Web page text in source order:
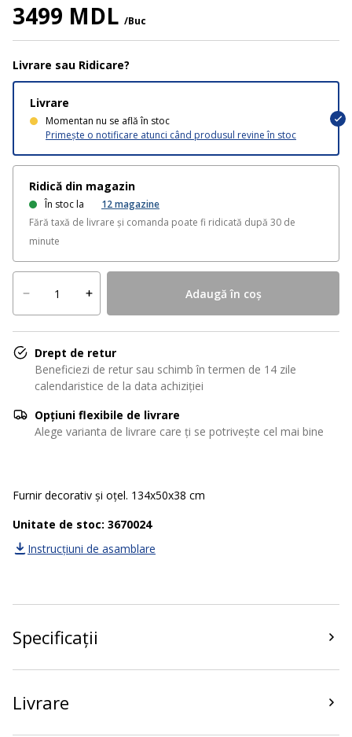
3499 MDL /Buc
Livrare sau Ridicare?
Livrare
Momentan nu se află în stoc
Primește o notificare atunci când produsul revine în stoc
Ridică din magazin
În stoc la 12magazine
Fără taxă de livrare și comanda poate fi ridicată după 30 de
minute
Adaugă în coș
Drept de retur
Beneficiezi de retur sau schimb în termen de 14 zile
calendaristice de la data achiziției
Opțiuni flexibile de livrare
Alege varianta de livrare care ți se potrivește cel mai bine
Furnir decorativ și oțel. 134x50x38 cm
Unitate de stoc: 3670024
Instrucțiuni de asamblare
Specificații
Livrare